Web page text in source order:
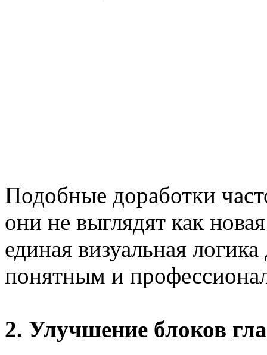
Подобные доработки
они не выглядят как
единая визуальная
понятным и
2. Улучшение блоков